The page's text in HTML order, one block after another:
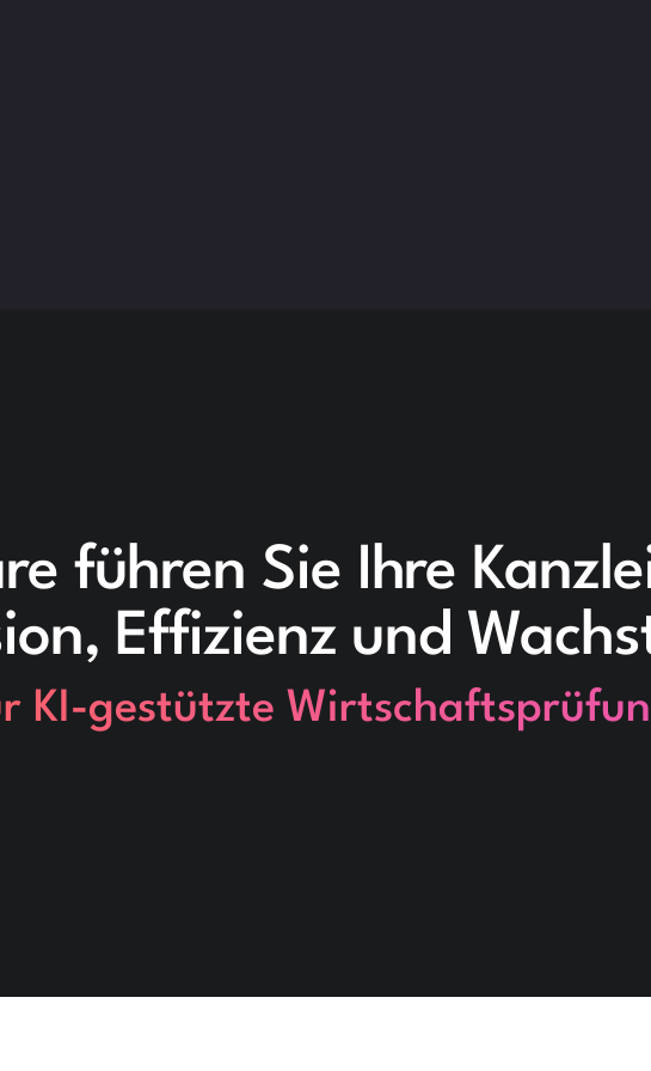
führen Sie Ihre
Effizienz und
KI-gestützte